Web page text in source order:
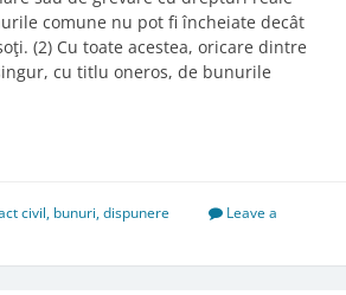
comune nu pot fi încheiate decât
(2) Cu toate acestea, oricare dintre
cu titlu oneros, de bunurile
civil, bunuri,dispunere
Leave a